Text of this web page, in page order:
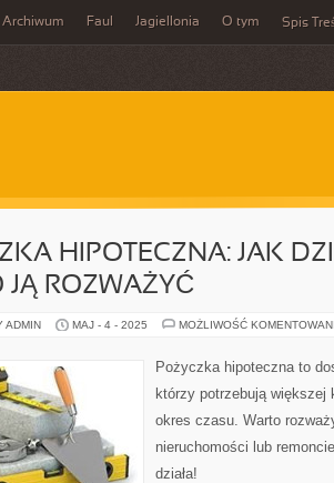
Archiwum Faul Jagiellonia O tym Spis
HIPOTECZNA: JAK
JĄ ROZWAŻYĆ
ADMIN MAJ - 4 - 2025 MOŻLIWOŚĆ
Pożyczka hipoteczna to
którzy potrzebują większej
okres czasu. Warto
nieruchomości lub
działa!